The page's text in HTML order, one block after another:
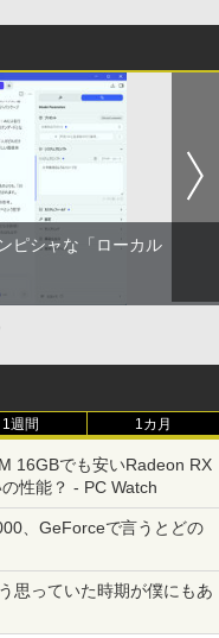
ピシャな「ローカル
1週間 1カ月
16GBでも安いRadeon RX
性能？ - PC Watch
、GeForceで言うとどの
思っていた時期が僕にもあ